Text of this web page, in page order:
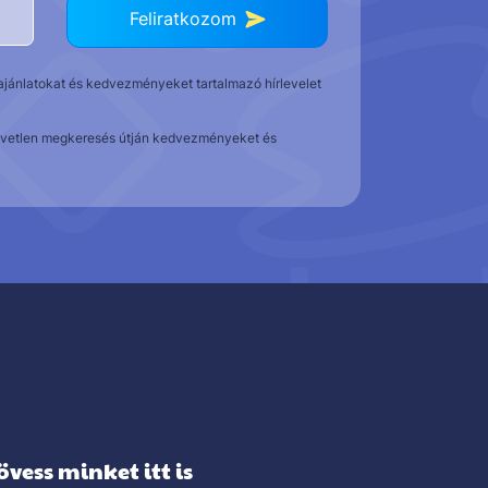
Feliratkozom
és kedvezményeket tartalmazó hírlevelet
megkeresés útján kedvezményeket és
minket itt is